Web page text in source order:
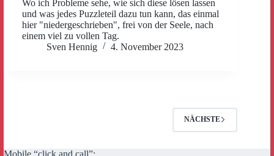
Wo ich Probleme sehe, wie sich diese lösen lassen
und was jedes Puzzleteil dazu tun kann, das einmal
hier "niedergeschrieben", frei von der Seele, nach
einem viel zu vollen Tag.
Sven Hennig
4. November 2023
NÄCHSTE